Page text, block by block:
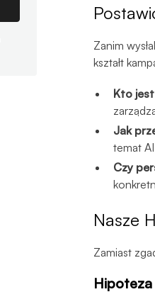
Zanim
kształt
Kto
Jak
temat
Czy
Nasze
Zamiast
Hipoteza